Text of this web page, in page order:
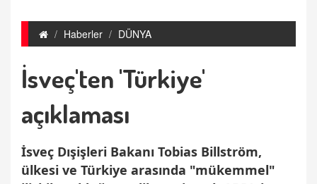
Haberler DÜNYA
İsveç'ten 'Türkiye'
açıklaması
İsveç Dışişleri Bakanı Tobias Billström,
ülkesi ve Türkiye arasında "mükemmel"